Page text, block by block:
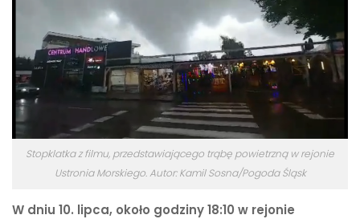
Stopklatka z filmu, przedstawiającego trąbę powietrzną w rejonie
Ustronia Morskiego. Autor: Kamil Sosna/Pogoda Śląsk
W dniu 10. lipca, około godziny 18:10 w rejonie